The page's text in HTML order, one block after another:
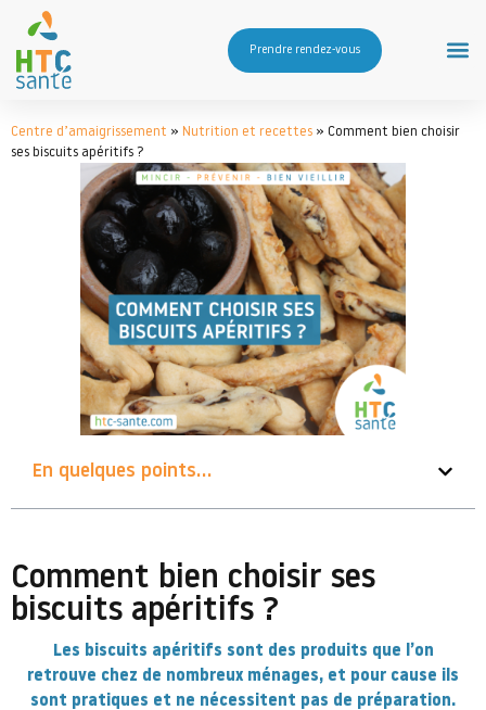
Prendre rendez-vous
Centre d’amaigrissement » Nutrition et recettes » Comment bien choisir
ses biscuits apéritifs ?
En quelques points...
Comment bien choisir ses
biscuits apéritifs ?
Les biscuits apéritifs sont des produits que l’on
retrouve chez de nombreux ménages, et pour cause ils
sont pratiques et ne nécessitent pas de préparation.